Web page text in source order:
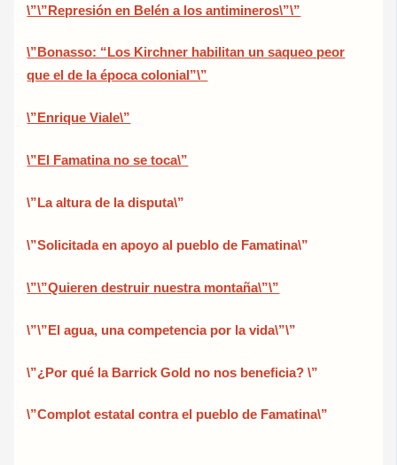
\”\”Represión en Belén a los antimineros\”\”
\”Bonasso: “Los Kirchner habilitan un saqueo peor
que el de la época colonial”\”
\”Enrique Viale\”
\”El Famatina no se toca\”
\”La altura de la disputa\”
\”Solicitada en apoyo al pueblo de Famatina\”
\”\”Quieren destruir nuestra montaña\”\”
\”\”El agua, una competencia por la vida\”\”
\”¿Por qué la Barrick Gold no nos beneficia? \”
\”Complot estatal contra el pueblo de Famatina\”